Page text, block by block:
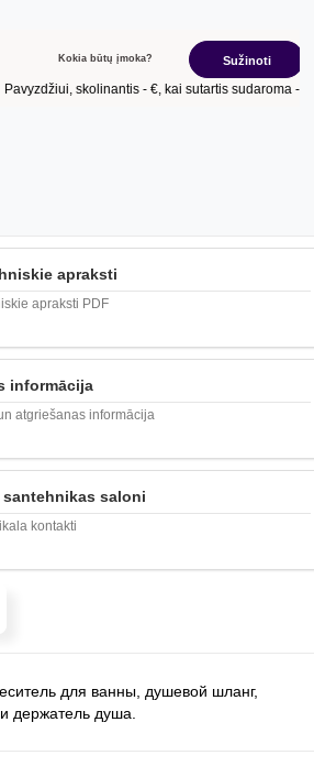
apraksti
apraksti PDF
informācija
atgriešanas informācija
saloni
kontakti
для ванны, душевой шланг,
держатель душа.